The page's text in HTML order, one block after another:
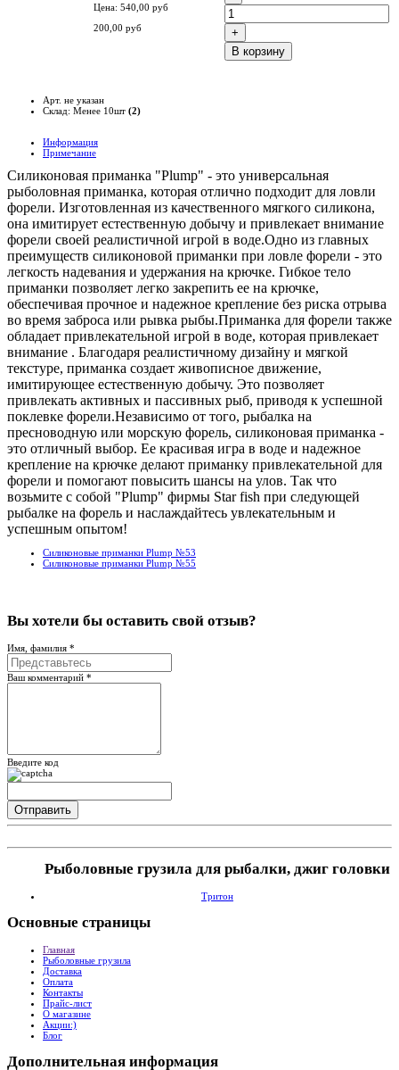
Цена: 540,00 руб
200,00 руб
B корзину
Арт. не указан
Склад: Менее 10шт (2)
Информация
Примечание
Силиконовая приманка "Plump" - это универсальная
рыболовная приманка, которая отлично подходит для ловли
форели. Изготовленная из качественного мягкого силикона,
она имитирует естественную добычу и привлекает внимание
форели своей реалистичной игрой в воде.Одно из главных
преимуществ силиконовой приманки при ловле форели - это
легкость надевания и удержания на крючке. Гибкое тело
приманки позволяет легко закрепить ее на крючке,
обеспечивая прочное и надежное крепление без риска отрыва
во время заброса или рывка рыбы.Приманка для форели также
обладает привлекательной игрой в воде, которая привлекает
внимание . Благодаря реалистичному дизайну и мягкой
текстуре, приманка создает живописное движение,
имитирующее естественную добычу. Это позволяет
привлекать активных и пассивных рыб, приводя к успешной
поклевке форели.Независимо от того, рыбалка на
пресноводную или морскую форель, силиконовая приманка -
это отличный выбор. Ее красивая игра в воде и надежное
крепление на крючке делают приманку привлекательной для
форели и помогают повысить шансы на улов. Так что
возьмите с собой "Plump" фирмы Star fish при следующей
рыбалке на форель и наслаждайтесь увлекательным и
успешным опытом!
Силиконовые приманки Plump №53
Силиконовые приманки Plump №55
Вы хотели бы оставить свой отзыв?
Имя, фамилия *
Ваш комментарий *
Введите код
Рыболовные грузила для рыбалки, джиг головки
Тритон
Основные страницы
Главная
Рыболовные грузила
Доставка
Оплата
Контакты
Прайс-лист
О магазине
Акции:)
Блог
Дополнительная информация